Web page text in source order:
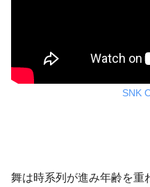
SNK
舞は時系列が進み年齢を重